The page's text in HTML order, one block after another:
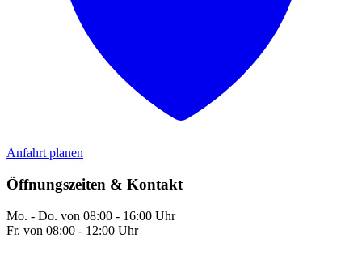
Anfahrt planen
Öffnungszeiten & Kontakt
Mo. - Do. von 08:00 - 16:00 Uhr
Fr. von 08:00 - 12:00 Uhr